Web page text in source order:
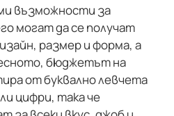
възможности за
могат да се получат
размер и форма, а
бюджетът на
от буквално левчета
цифри, така че